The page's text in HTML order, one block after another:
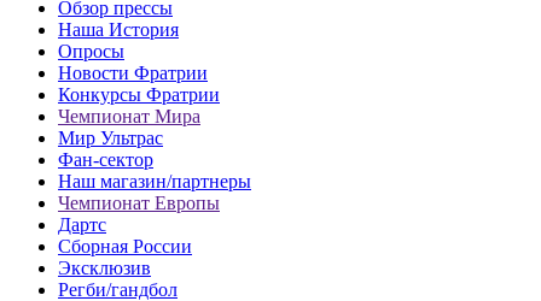
Обзор прессы
Наша История
Опросы
Новости Фратрии
Конкурсы Фратрии
Чемпионат Мира
Мир Ультрас
Фан-cектор
Наш магазин/партнеры
Чемпионат Европы
Дартс
Сборная России
Эксклюзив
Регби/гандбол